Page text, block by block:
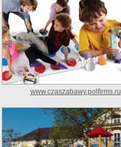
www.czaszabawy.polfirms.ru